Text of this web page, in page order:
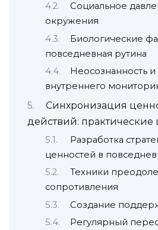
Социальное
окружения
Биологические
повседневная рутина
Неосознанность и
внутреннего
Синхронизация
действий: практические
Разработка
ценностей в
Техники
сопротивления
Создание
Регулярный